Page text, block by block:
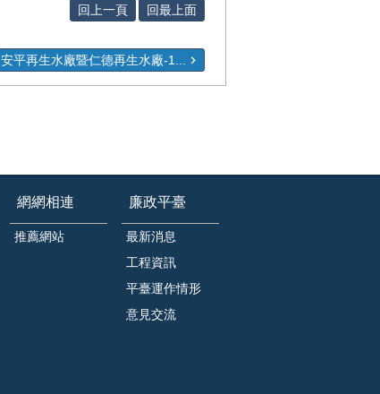
回上一頁 回最上面
安平再生水廠暨仁德再生水廠-1...
網網相連
推薦網站
廉政平臺
最新消息
工程資訊
平臺運作情形
意見交流